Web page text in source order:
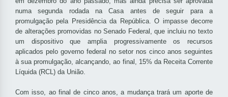
numa segunda rodada na Casa antes de seguir para a
promulgação pela Presidência da República. O impasse decorre
de alterações promovidas no Senado Federal, que incluiu no texto
um dispositivo que amplia progressivamente os recursos
aplicados pelo governo federal no setor nos cinco anos seguintes
à sua promulgação, alcançando, ao final, 15% da Receita Corrente
Líquida (RCL) da União.
Com isso, ao final de cinco anos, a mudança trará um aporte de